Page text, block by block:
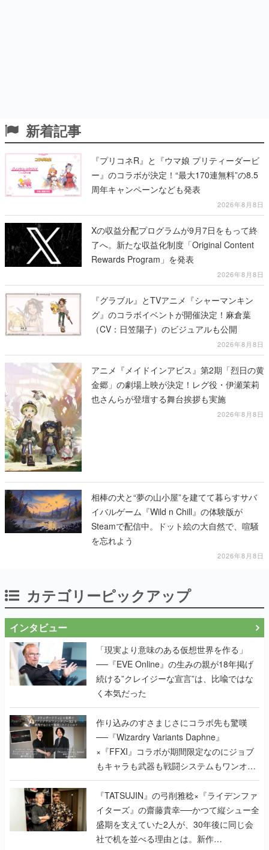
周年キャンペーンなども発表
2026年8月8日
Xの収益分配プログラムが9月7日をもって終
了へ。新たな収益化制度「Original Content
Rewards Program」を発表
2026年8月8日
『グラブル』とTVアニメ『シャーマンキン
グ』のコラボイベントが開催決定！麻倉葉
（CV：日笠陽子）のビジュアルも公開
2026年8月8日
アニメ『メイドインアビス』第2期「烈日の黄
金郷」の劇場上映が決定！レグ役・伊瀬茉莉
也さんらが登壇する舞台挨拶も実施
2026年8月8日
Steamで配信中。ドット絵の大自然で、喧騒
を忘れよう
2026年8月8日
カテゴリーピックアップ
「現実より意味のある仮想世界を作る」
──『EVE Online』の生みの親が18年掲げ
く本気だった
作り込みのすさまじさにコラボ先も驚嘆
──『Wizardry Variants Daphne』
×『FFXI』コラボが期間限定なのにジョブ
もキャラも武器も戦闘システムもワンオフ
で作り込まれた理由を両ディレクターに聞
く
『TATSUJIN』の弓削雅稔×『ライデンファ
イターズ』の齋藤貴幸──かつて縦シュー全
盛期を支えていた2人が、30年後に同じ会
社で机を並べる理由とは。新作
『TATSUJIN EXTREME』で初タッグを組
んだレジェンド2人に訊く開発秘話
実写映像1000分、ルート分岐100種類以
上。配信開始5日で100万本を売った、中国